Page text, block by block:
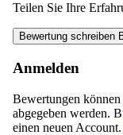
Teilen Sie Ihre
Bewertung schreiben
Anmelden
Bewertungen
abgegeben werden.
einen neuen Account.